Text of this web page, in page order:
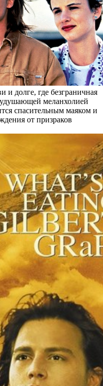
и долге, где безграничная
удушающей меланхолией
спасительным маяком и
от призраков